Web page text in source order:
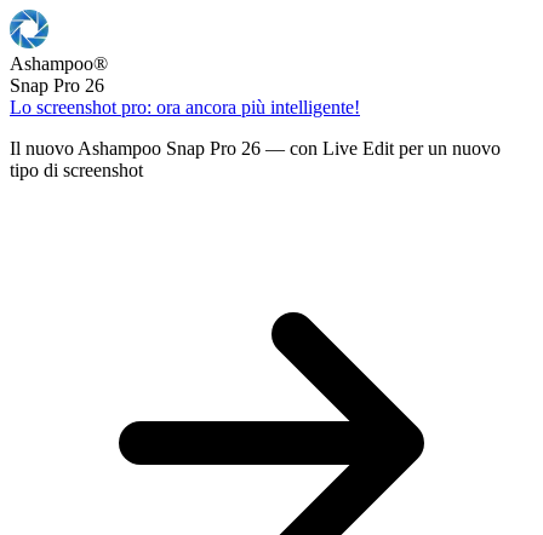
Ashampoo®
Snap Pro 26
Lo screenshot pro: ora ancora più intelligente!
Il nuovo Ashampoo Snap Pro 26 — con Live Edit per un nuovo
tipo di screenshot